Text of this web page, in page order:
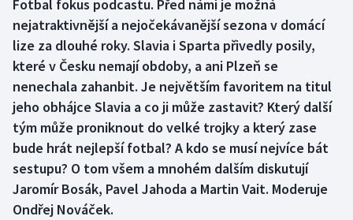
Box
Curling
Dostihy
Florbal
Futsal
Golf
Fotbal fokus podcastu. Před námi je možná
nejatraktivnější a nejočekávanější sezona v domácí
lize za dlouhé roky. Slavia i Sparta přivedly posily,
které v Česku nemají obdoby, a ani Plzeň se
nenechala zahanbit. Je největším favoritem na titul
jeho obhájce Slavia a co ji může zastavit? Který další
tým může proniknout do velké trojky a který zase
bude hrát nejlepší fotbal? A kdo se musí nejvíce bát
sestupu? O tom všem a mnohém dalším diskutují
Jaromír Bosák, Pavel Jahoda a Martin Vait. Moderuje
Ondřej Nováček.